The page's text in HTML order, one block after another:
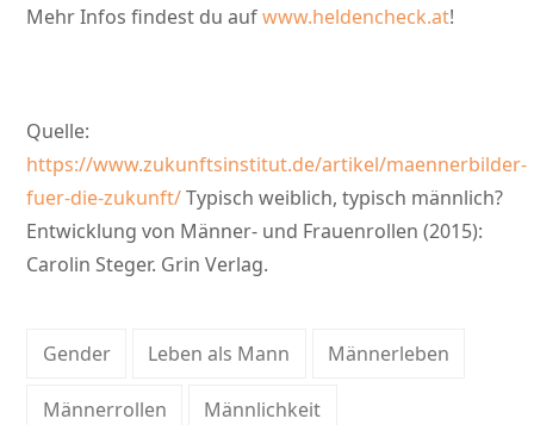
Mehr Infos findest du aufwww.heldencheck.at!
Quelle:
https://www.zukunftsinstitut.de/artikel/maennerbilder-
fuer-die-zukunft/Typisch weiblich, typisch männlich?
Entwicklung von Männer- und Frauenrollen (2015):
Carolin Steger. Grin Verlag.
Gender Leben als Mann Männerleben
Männerrollen Männlichkeit